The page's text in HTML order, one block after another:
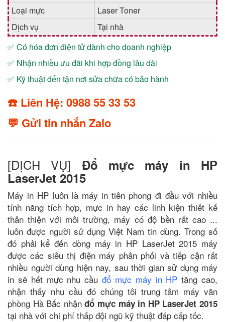
Loại mực
Laser Toner
Dịch vụ
Tại nhà
✅ Có hóa đơn điện tử dành cho doanh nghiệp
✅ Nhận nhiều ưu đãi khi hợp đồng lâu dài
✅ Kỹ thuật đến tận nơi sửa chữa có bảo hành
☎️ Liên Hệ: 0988 55 33 53
💬 Gửi tin nhắn Zalo
[DỊCH VỤ] Đổ mực máy in HP
LaserJet 2015
Máy in HP luôn là máy in tiên phong đi đầu với nhiều
tính năng tích hợp, mực in hay các linh kiện thiết kế
thân thiện với môi trường, máy có độ bền rất cao ...
luôn được người sử dụng Việt Nam tin dùng. Trong số
đó phải kể đến dòng máy in HP LaserJet 2015 máy
được các siêu thị điện máy phân phối và tiếp cận rất
nhiều người dùng hiện nay, sau thời gian sử dụng máy
in sẽ hết mực nhu cầu đổ mực máy in HP tăng cao,
nhận thấy nhu cầu đó chúng tôi trung tâm máy văn
phòng Hà Bắc nhậnđổ mực máy in HP LaserJet 2015
tại nhà với chi phí thấp đội ngũ kỹ thuật đáp cấp tốc.